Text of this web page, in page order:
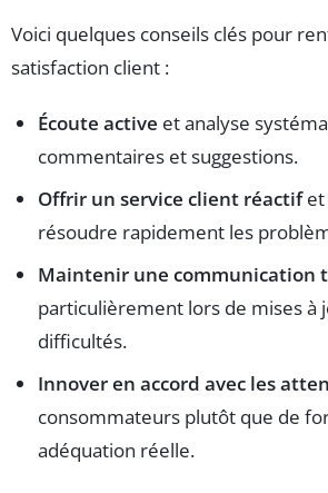
Voici quelques conseils clés pour
satisfaction client :
Écoute active et analyse
commentaires et suggestions.
Offrir un service client réactifet
résoudre rapidement les
Maintenir une communication
particulièrement lors de mises à
difficultés.
Innover en accord avec les
consommateurs plutôt que de
adéquation réelle.